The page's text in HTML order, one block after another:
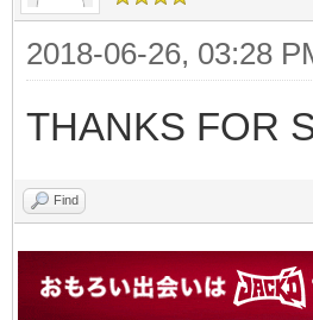
2018-06-26, 03:28
THANKS FOR
Find